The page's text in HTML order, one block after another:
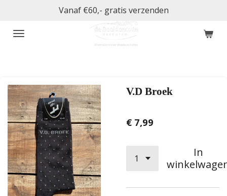
naar
Vanaf €60,- gratis verzenden
V.D Broek
€ 7,99
In